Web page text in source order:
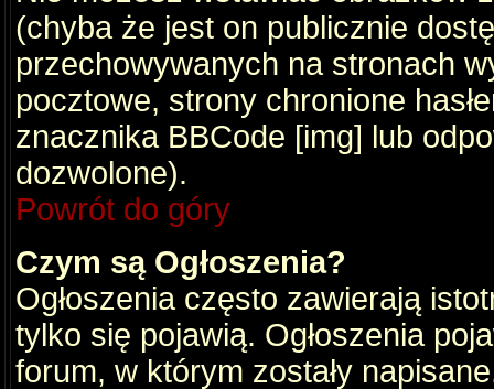
(chyba że jest on publicznie
przechowywanych na stronach
pocztowe, strony chronione
znacznika BBCode [img] lub
dozwolone).
Powrót do góry
Czym są Ogłoszenia?
Ogłoszenia często zawierają
tylko się pojawią. Ogłoszenia
forum, w którym zostały